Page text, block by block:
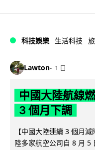
科技娛樂 生活科技
Lawton 1 日
中國大陸航線
3 個月下調
【中國大陸連續 3 個月
陸多家航空公司自 8 月 5